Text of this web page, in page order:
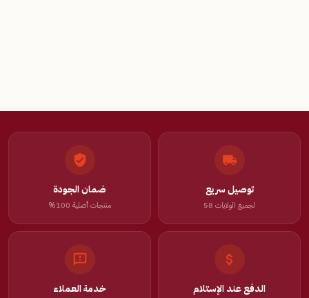
توصيل سريع
لجميع الولايات 58
ضمان الجودة
منتجات أصلية 100%
الدفع عند الإستلام خدمة العملاء